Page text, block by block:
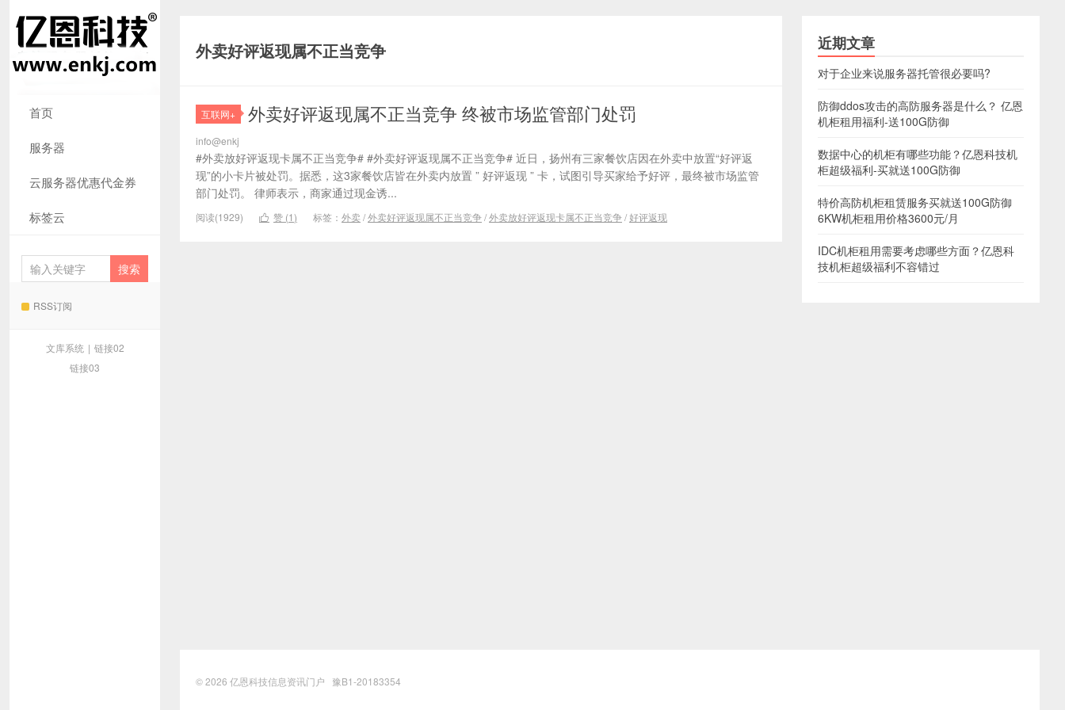
首页
服务器
云服务器优惠代金券
标签云
RSS订阅
文库系统 | 链接02
链接03
外卖好评返现属不正当竞争
互联网+ 外卖好评返现属不正当竞争 终被市场监管部门处罚
info@enkj
#外卖放好评返现卡属不正当竞争# #外卖好评返现属不正当竞争# 近日，扬州有三家餐饮店因在外卖中放置“好评返
现”的小卡片被处罚。据悉，这3家餐饮店皆在外卖内放置 ” 好评返现 ” 卡，试图引导买家给予好评，最终被市场监管
部门处罚。 律师表示，商家通过现金诱...
阅读(1929)  赞 (1) 标签： 外卖 /外卖好评返现属不正当竞争/外卖放好评返现卡属不正当竞争/好评返现
近期文章
对于企业来说服务器托管很必要吗?
防御ddos攻击的高防服务器是什么？ 亿恩
机柜租用福利-送100G防御
数据中心的机柜有哪些功能？亿恩科技机
柜超级福利-买就送100G防御
特价高防机柜租赁服务买就送100G防御
6KW机柜租用价格3600元/月
IDC机柜租用需要考虑哪些方面？亿恩科
技机柜超级福利不容错过
© 2026 亿恩科技信息资讯门户 豫B1-20183354